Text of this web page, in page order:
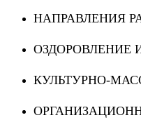
НАПРАВЛЕНИЯ
ОЗДОРОВЛЕНИЕ
КУЛЬТУРНО-